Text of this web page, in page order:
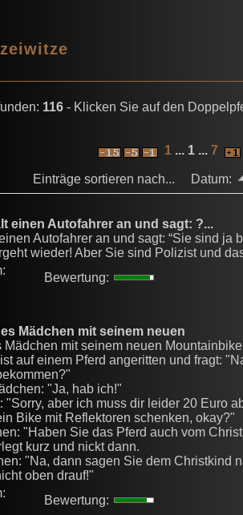
116- Klicken Sie auf den
1 ... 1 ... 7
Einträge sortieren nach... Datum:
einen Autofahrer an und sagt: ?...
Autofahrer an und sagt: “Sie sind ja
wieder! Aber Sie sind Polizist und
Bewertung:
Mädchen mit seinem neuen
Mädchen mit seinem neuen
auf einem Pferd angeritten und fragt:
"Ja, hab ich!"
"Sorry, aber ich muss dir leider 20 Euro
Bike mit Reflektoren schenken, okay?"
"Haben Sie das Pferd auch vom
kurz und nickt dann.
"Na, dann sagen Sie dem Christkind
oben drauf!"
Bewertung: